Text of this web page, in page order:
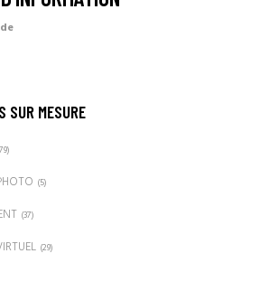
SUR MESURE
(5)
(37)
(29)